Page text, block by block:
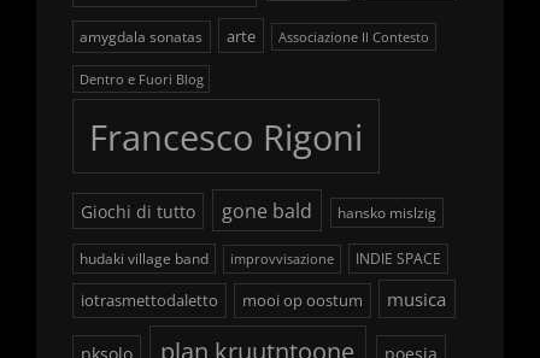
amygdala sonatas arte Associazione Il Contesto
Dentro e Fuori Blog
Francesco Rigoni
Giochi di tutto gone bald hansko mislzig
hudaki village band improvvisazione INDIE SPACE
iotrasmettodaletto mooi op oostum musica
plan kruutntoone